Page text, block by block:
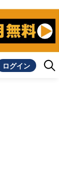
ログイン